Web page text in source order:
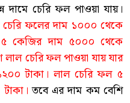
দামে চেরি ফল পাওয়া যায়।
চেরি ফলের দাম ১০০০ থেকে
কেজির দাম ৫০০০ থেকে
চেরি ফল পাওয়া যায় যার
টাকা। লাল চেরি ফল ৫
তবে এর দাম কম বেশি